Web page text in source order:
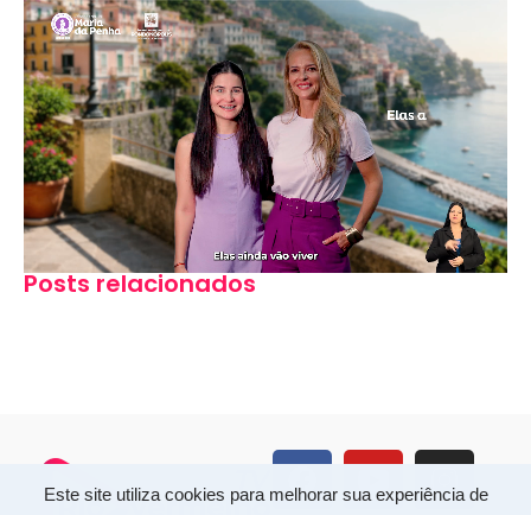
Este site utiliza cookies para melhorar sua experiência de
Posts relacionados